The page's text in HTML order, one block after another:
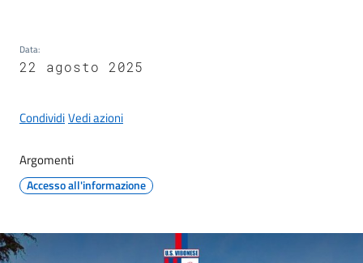
o
p
t
r
i
o
Tutti
Data:
22 agosto 2025
CondividiVedi azioni
Argomenti
Accesso all'informazione